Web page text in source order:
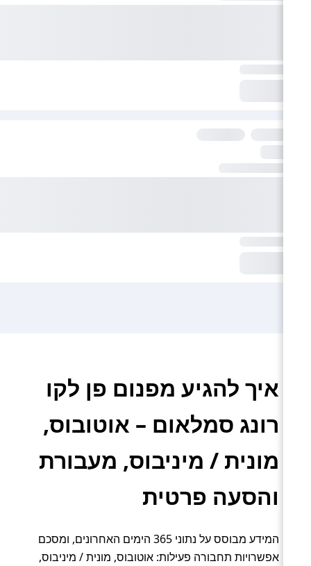
איך להגיע מפנום פן לקו
רונג סמלאום – אוטובוס,
מונית / מיניבוס, מעבורת
והסעה פרטית
המידע מבוסס על נתוני 365 הימים האחרונים, ומסכם
אפשרויות תחבורה פעילות: אוטובוס, מונית / מיניבוס,